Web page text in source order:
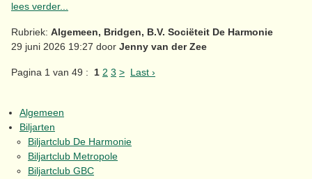
lees verder...
Rubriek: Algemeen, Bridgen, B.V. Sociëteit De Harmonie
29 juni 2026 19:27 door Jenny van der Zee
Pagina 1 van 49 : 1 2 3 > Last ›
Algemeen
Biljarten
Biljartclub De Harmonie
Biljartclub Metropole
Biljartclub GBC